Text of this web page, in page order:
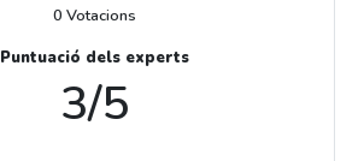
0 Votacions
Puntuació dels experts
3/5